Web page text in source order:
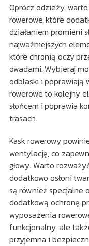
Oprócz odzieży,
rowerowe, które
działaniem promieni
najważniejszych
które chronią oczy
owadami. Wybieraj
odblaski i poprawiają
rowerowe to kolejny
słońcem i poprawia
trasach.
Kask rowerowy
wentylację, co
głowy. Warto
dodatkowo osłoni
są również specjalne
dodatkową ochronę
wyposażenia
funkcjonalny, ale
przyjemna i